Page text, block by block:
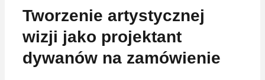
Tworzenie artystycznej
wizji jako projektant
dywanów na zamówienie